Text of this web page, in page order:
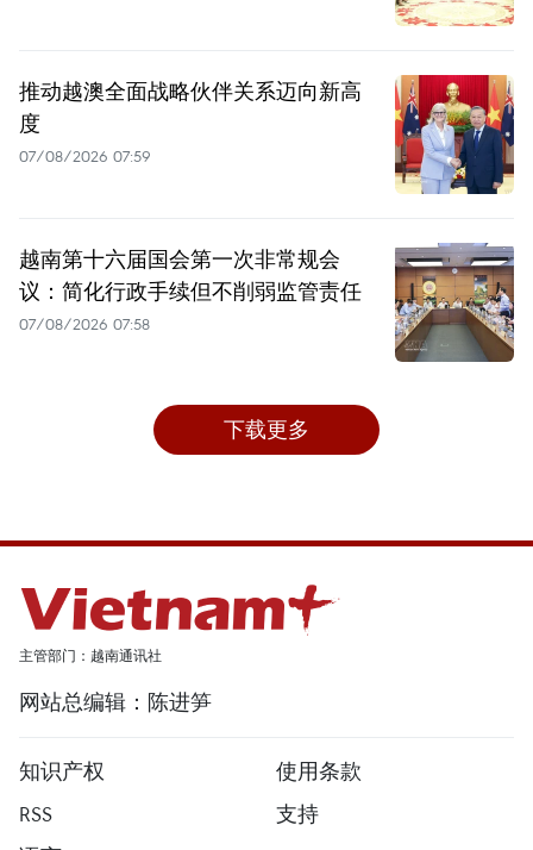
推动越澳全面战略伙伴关系迈向新高
度
07/08/2026 07:59
越南第十六届国会第一次非常规会
议：简化行政手续但不削弱监管责任
07/08/2026 07:58
下载更多
主管部门：越南通讯社
网站总编辑：陈进笋
知识产权
使用条款
RSS
支持